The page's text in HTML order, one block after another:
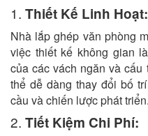
1. Thiết Kế Linh Hoạt:
Nhà lắp ghép văn phòng
việc thiết kế không gian
của các vách ngăn và
thể dễ dàng thay đổi bố
cầu và chiến lược phát triển.
2. Tiết Kiệm Chi Phí: